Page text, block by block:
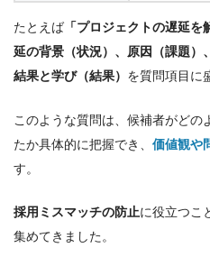
たとえば 「プロジェクトの遅延を
延の背景（状況）、原因（課題）
結果と学び（結果） を質問項目に
このような質問は、候補者がどの
たか具体的に把握でき、 価値観や
す。
採用ミスマッチの防止に役立つこ
集めてきました。